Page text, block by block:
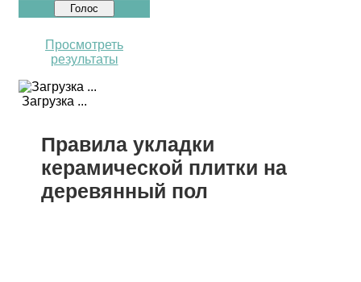
Просмотреть
результаты
Загрузка ...
Правила укладки
керамической плитки на
деревянный пол